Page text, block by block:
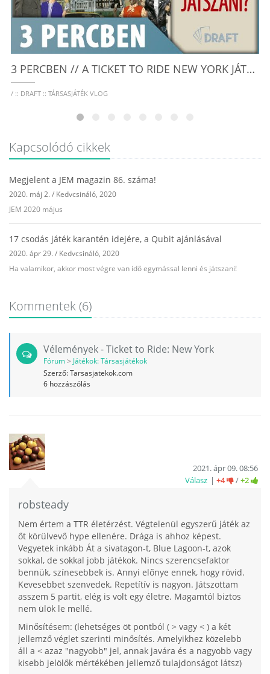
3 PERCBEN // A TICKET TO RIDE NEW YORK JÁTÉKSZABÁLYAINAK ALAPJAI - :: DRAFT :: TÁRSASJÁTÉK VLOG
/ :: DRAFT :: TÁRSASJÁTÉK VLOG
Kapcsolódó cikkek
Megjelent a JEM magazin 86. száma!
2020. máj 2. / Kedvcsináló 2020
JEM 2020 május
17 csodás játék karantén idejére, a Qubit ajánlásával
2020. ápr 29. / Kedvcsináló 2020
Ha valamikor, akkor most végre van idő egymással lenni és játszani!
Kommentek(6)
Vélemények - Ticket to Ride: New York
Fórum> Játékok: Társasjátékok
Szerző:Tarsasjatekok.com
6 hozzászólás
robsteady
2021. ápr 09. 08:56
Válasz
+4 /+2
Nem értem a TTR életérzést. Végtelenül egyszerű játék az
őt körülvevő hype ellenére. Drága is ahhoz képest.
Vegyetek inkább Át a sivatagon-t, Blue Lagoon-t, azok
sokkal, de sokkal jobb játékok. Nincs szerencsefaktor
bennük, színesebbek is. Annyi előnye ennek, hogy rövid.
Kevesebbet szenvedek. Repetítív is nagyon. Játszottam
asszem 5 partit, elég is volt egy életre. Magamtól biztos
nem ülök le mellé.
Minősítésem: (lehetséges öt pontból ( > vagy < ) a két
jellemző véglet szerinti minősítés. Amelyikhez közelebb
áll a < azaz "nagyobb" jel, annak javára és a nagyobb vagy
kisebb jelölők mértékében jellemző tulajdonságot látsz)